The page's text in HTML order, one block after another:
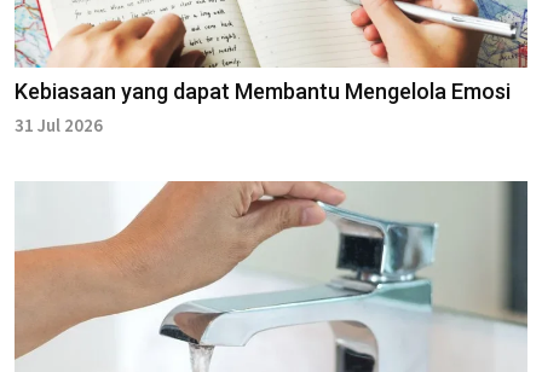
Kebiasaan yang dapat Membantu Mengelola Emosi
31 Jul 2026